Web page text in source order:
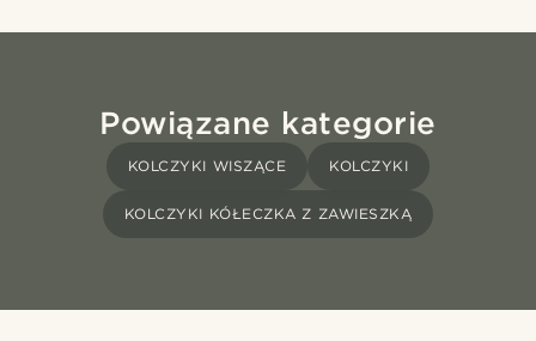
Powiązane kategorie
KOLCZYKI WISZĄCE KOLCZYKI
KOLCZYKI KÓŁECZKA Z ZAWIESZKĄ